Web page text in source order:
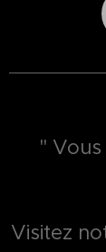
"
Visitez